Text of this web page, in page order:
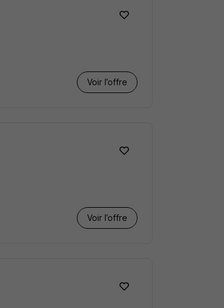
Voir l’offre
Voir l’offre